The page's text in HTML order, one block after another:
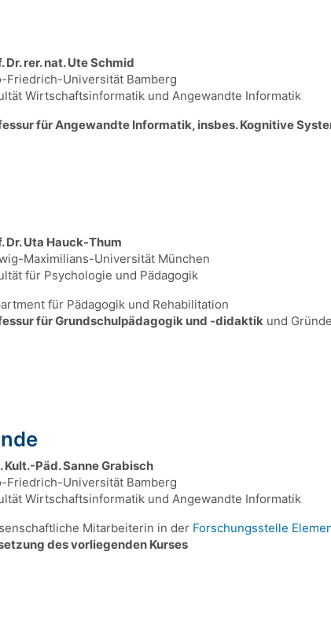
Dr. rer. nat. Ute Schmid
Friedrich-Universität Bamberg
Wirtschaftsinformatik und Angewandte Informatik
für Angewandte Informatik, insbes. Kognitive
Dr. Uta Hauck-Thum
Maximilians-Universität München
für Psychologie und Pädagogik
für Pädagogik und Rehabilitation
für Grundschulpädagogik und -didaktik und
Kult.-Päd. Sanne Grabisch
Friedrich-Universität Bamberg
Wirtschaftsinformatik und Angewandte Informatik
Mitarbeiterin in der Forschungsstelle
des vorliegenden Kurses